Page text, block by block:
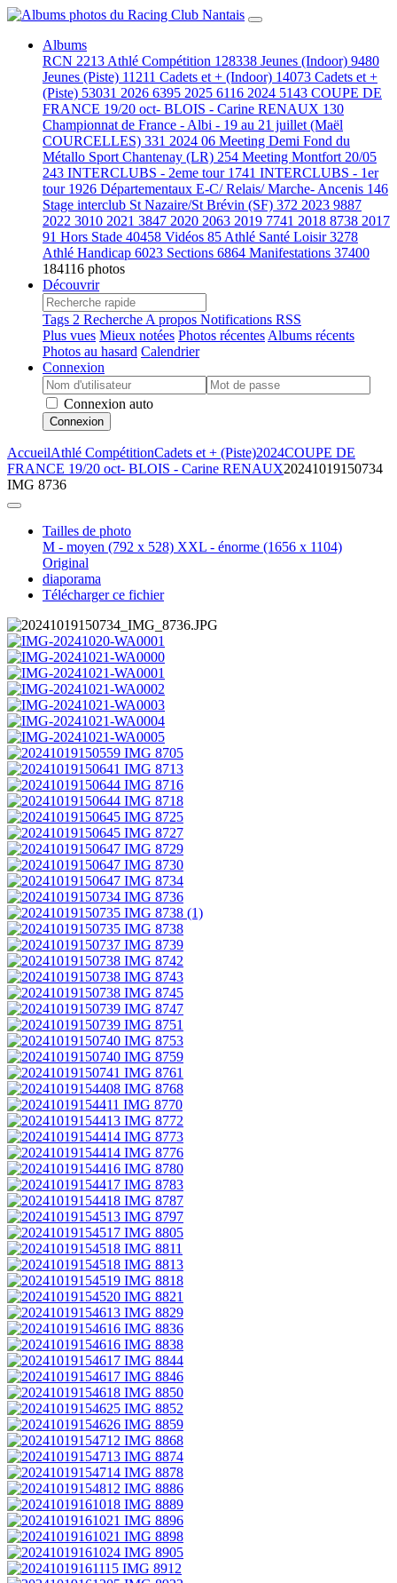
Albums
RCN 2213 Athlé Compétition 128338 Jeunes (Indoor) 9480
Jeunes (Piste) 11211 Cadets et + (Indoor) 14073 Cadets et +
(Piste) 53031 2026 6395 2025 6116 2024 5143 COUPE DE
FRANCE 19/20 oct- BLOIS - Carine RENAUX 130
Championnat de France - Albi - 19 au 21 juillet (Maël
COURCELLES) 331 2024 06 Meeting Demi Fond du
Métallo Sport Chantenay (LR) 254 Meeting Montfort 20/05
243 INTERCLUBS - 2eme tour 1741 INTERCLUBS - 1er
tour 1926 Départementaux E-C/ Relais/ Marche- Ancenis 146
Stage interclub St Nazaire/St Brévin (SF) 372 2023 9887
2022 3010 2021 3847 2020 2063 2019 7741 2018 8738 2017
91 Hors Stade 40458 Vidéos 85 Athlé Santé Loisir3278
Athlé Handicap 6023 Sections 6864 Manifestations 37400
184116 photos
Découvrir
Tags 2 Recherche A propos Notifications RSS
Plus vues Mieux notées Photos récentes Albums récents
Photos au hasard Calendrier
Connexion
Connexion auto
Connexion
AccueilAthlé CompétitionCadets et + (Piste)2024COUPE DE
FRANCE 19/20 oct- BLOIS - Carine RENAUX20241019150734
IMG 8736
Tailles de photo
M - moyen (792 x 528) XXL - énorme (1656 x 1104)
Original
diaporama
Télécharger ce fichier